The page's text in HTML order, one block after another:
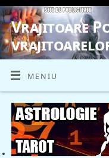
Vrajitoare
VRAJITOARE,
MENIU